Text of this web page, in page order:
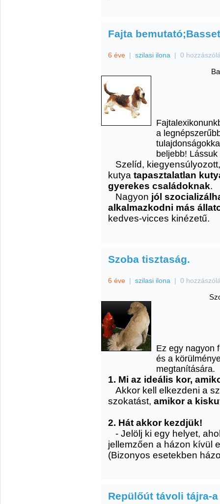
Fajta
6 éve | szilasi ilona | 0
a
beljebb!
Szelíd,
kutya tapasztalatlan
gyerekes családoknak.
Nagyon jól
alkalmazkodni más
kedves-vicces kinézetű.
Szoba tisztaság.
6 éve | szilasi ilona | 0
Ez egy nagyon
és a
megtanítására.
1. Mi az ideális kor,
Akkor kell elkezdeni a
szokatást, amikor a
2. Hát akkor kezdjük!
- Jelölj ki egy helyet,
jellemzően a házon kívül
(Bizonyos esetekben
Repülőút távoli tájra-